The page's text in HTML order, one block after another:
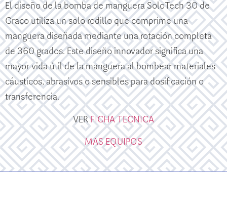
El diseño de la bomba de manguera SoloTech 30 de
Graco utiliza un solo rodillo que comprime una
manguera diseñada mediante una rotación completa
de 360 ​​grados. Este diseño innovador significa una
mayor vida útil de la manguera al bombear materiales
cáusticos, abrasivos o sensibles para dosificación o
transferencia.
VERFICHA TECNICA
MAS EQUIPOS